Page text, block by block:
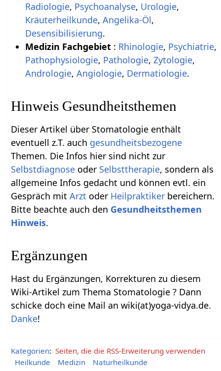
Radiologie, Psychoanalyse, Urologie,
Kräuterheilkunde, Angelika-Öl,
Desensibilisierung.
Medizin Fachgebiet : Rhinologie, Psychiatrie,
Pathophysiologie, Pathologie, Zytologie,
Andrologie, Angiologie, Dermatiologie.
Hinweis Gesundheitsthemen
Dieser Artikel über Stomatologie enthält
eventuell z.T. auch gesundheitsbezogene
Themen. Die Infos hier sind nicht zur
Selbstdiagnose oder Selbsttherapie, sondern als
allgemeine Infos gedacht und können evtl. ein
Gespräch mitArzt oder Heilpraktiker bereichern.
Bitte beachte auch den Gesundheitsthemen
Hinweis.
Ergänzungen
Hast du Ergänzungen, Korrekturen zu diesem
Wiki-Artikel zum Thema Stomatologie ? Dann
schicke doch eine Mail an wiki(at)yoga-vidya.de.
Danke!
Kategorien: Seiten, die die RSS-Erweiterung verwenden
Heilkunde
Medizin
Naturheilkunde